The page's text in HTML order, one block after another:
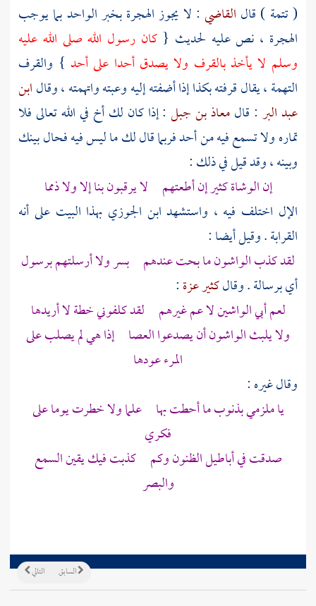
( تتمة ) قال القاضي : لا يجوز الهجرة بخبر الواحد بما يوجب
الهجرة ، نص عليه لحديث {كان رسول الله صلى الله عليه
وسلم لا يأخذ بالقرف ولا يصدق أحدا على أحد } والقرف
التهمة ، يقال قرفته بكذا إذا أضفته إليه وعبته واتهمته ، وقالابن
عبد البر : قالمعاذ بن جبل : إذا كان لك أخ في الله تعالى فلا
تماره ولا تسمع فيه من أحد فربما قال لك ما ليس فيه فحال بينك
وبينه ، وقد قيل في ذلك :
إن الوشاة كثير إن أطعتهم لا يرقبون بنا إلا ولا ذمما
الإل اختلف فيه ، واستشهد ابن الجوزي بهذا البيت على أنه
القرابة . وقيل أيضا :
لقد كذب الواشون ما بحت عندهم بسر ولا أرسلتهم برسول
أي برسالة . وقالكثير عزة:
لعم أبي الواشين لا عم غيرهم لقد كلفوني خطة لا أريدها
ولا يلبث الواشون أن يصدعوا العصا إذا هي لم يصلب على
المرء عودها
وقال غيره :
يا ملزمي بذنوب ما أحطت بها علما ولا خطرت يوما على
فكري
صدقت في أباطيل الظنون وكم كذبت فيك يقين السمع
والبصر
التالي السابق